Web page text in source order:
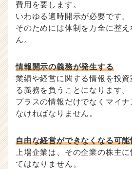
費用を要します。
いわゆる適時開示が必要です。
そのためには体制を万全に整
ん。
情報開示の義務が発生する
業績や経営に関する情報を投
る義務を負うことになります。
プラスの情報だけでなくマイ
なければなりません。
自由な経営ができなくなる可能
上場企業は、その企業の株主
てはなりません。